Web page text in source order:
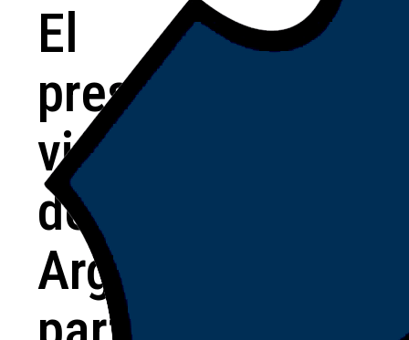
El
presidente y
vicepresidente
de
Argentino